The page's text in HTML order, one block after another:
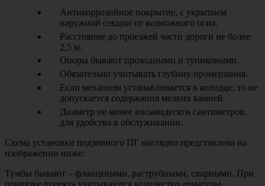
Антикоррозийное покрытие, с укрытием
наружной секции от возможного огня.
Расстояние до проезжей части дороги не более
2,5 м.
Опоры бывают проходными и тупиковыми.
Обязательно учитывать глубину промерзания.
Если механизм устанавливается в колодце, то не
допускается содержания мелких камней.
Диаметр не менее восьмидесяти сантиметров,
для удобства в обслуживании.
Схема установки подземного ПГ наглядно представлена на
изображении ниже:
Тумбы бывают – фланцевыми, раструбными, сварными. При
привязке проекта учитываются количество арматуры,